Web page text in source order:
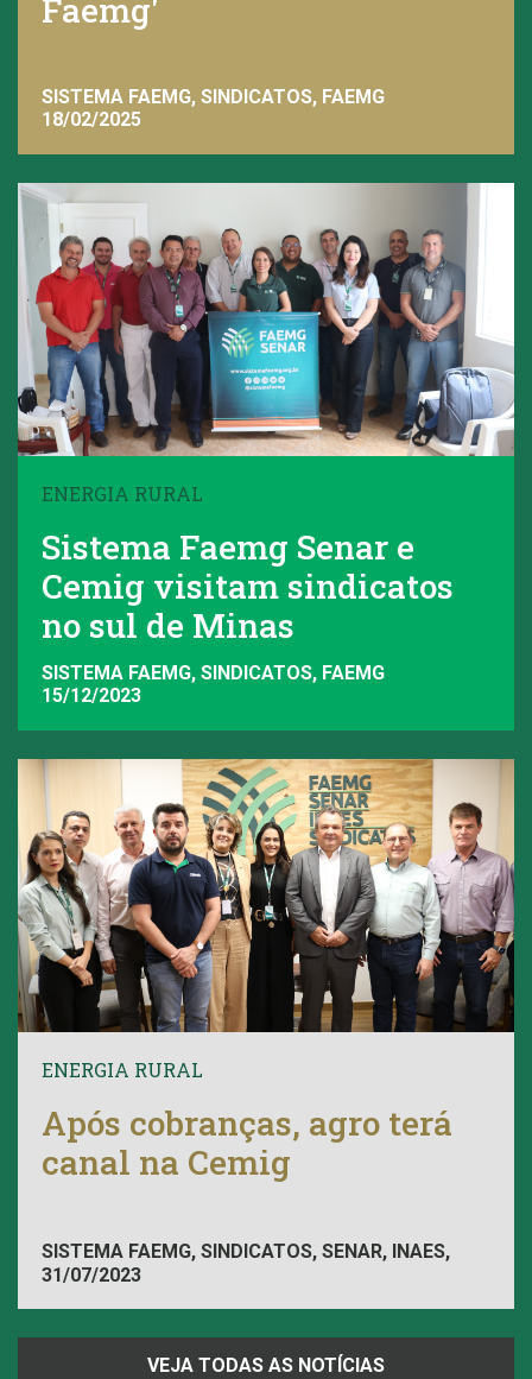
Faemg'
SISTEMA FAEMG, SINDICATOS, FAEMG
18/02/2025
ENERGIA RURAL
Sistema Faemg Senar e
Cemig visitam sindicatos
no sul de Minas
SISTEMA FAEMG, SINDICATOS, FAEMG
15/12/2023
ENERGIA RURAL
Após cobranças, agro terá
canal na Cemig
SISTEMA FAEMG, SINDICATOS, SENAR, INAES,
FAEMG
31/07/2023
VEJA TODAS AS NOTÍCIAS